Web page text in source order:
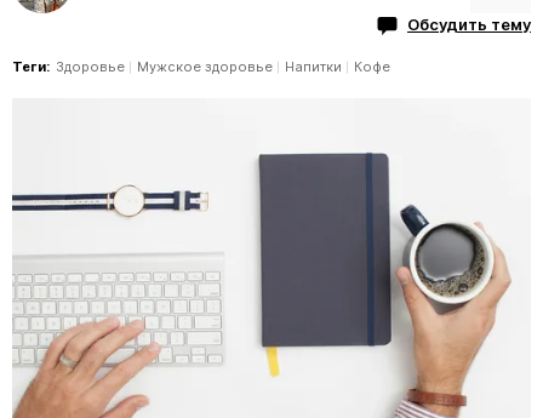
Обсудить тему
Теги: Здоровье Мужское здоровье Напитки Кофе